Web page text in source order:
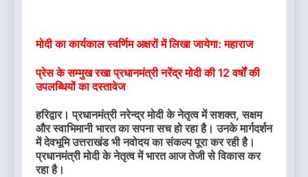
मोदी का कार्यकाल स्वर्णिम अक्षरों में लिखा जायेगा: महाराज
प्रेस के सम्मुख रखा प्रधानमंत्री नरेंद्र मोदी की 12 वर्षों की
उपलब्धियों का दस्तावेज
हरिद्वार। प्रधानमंत्री नरेन्द्र मोदी के नेतृत्व में सशक्त, सक्षम
और स्वाभिमानी भारत का सपना सच हो रहा है। उनके मार्गदर्शन
में देवभूमि उत्तराखंड भी नवोदय का संकल्प पूरा कर रही है।
प्रधानमंत्री मोदी के नेतृत्व में भारत आज तेजी से विकास कर
रहा है।